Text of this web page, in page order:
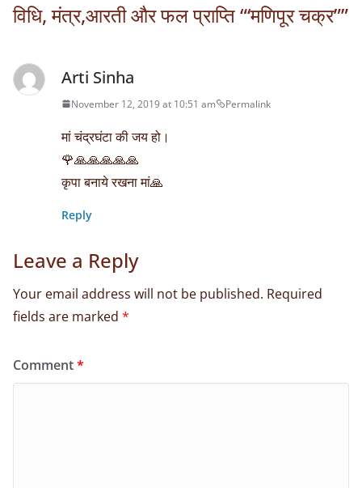
विधि, मंत्र,आरती और फल प्राप्ति “‘मणिपूर चक्र””
Arti Sinha
November 12, 2019 at 10:51 am Permalink
मां चंद्रघंटा की जय हो।
🌹🙏🙏🙏🙏🙏
कृपा बनाये रखना मां🙏
Reply
Leave a Reply
Your email address will not be published. Required
fields are marked *
Comment*